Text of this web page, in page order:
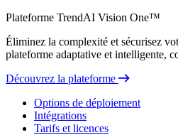
Plateforme TrendAI Vision One™
Éliminez la complexité et sécurisez
plateforme adaptative et intelligente,
Découvrez la plateforme
Options de déploiement
Intégrations
Tarifs et licences